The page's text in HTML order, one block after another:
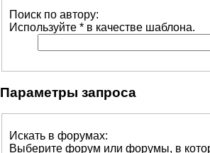
Поиск по автору:
Используйте * в качестве шаблона.
Параметры запроса
Искать в форумах:
Выберите форум или форумы, в